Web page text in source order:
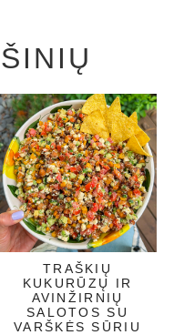
TRAŠKIŲ
KUKURŪZŲ IR
AVINŽIRNIŲ
SALOTOS SU
VARŠKĖS SŪRIU